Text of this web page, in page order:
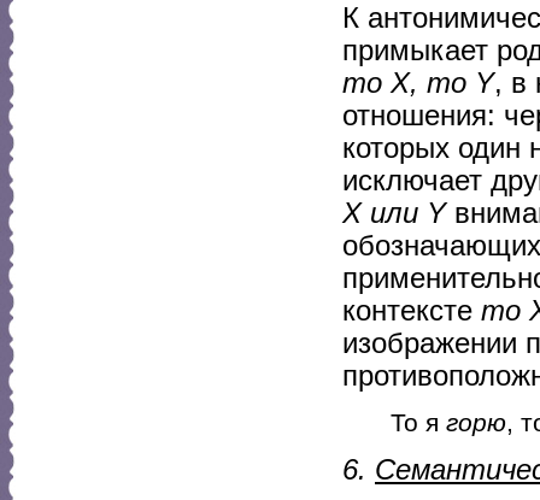
К
примыкает
то X, то Y, в
отношения:
которых один
исключает
X или Y
контексте то
изображении
То я горю,
6.